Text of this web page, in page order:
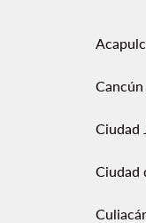
Cancún
Ciudad
Ciudad